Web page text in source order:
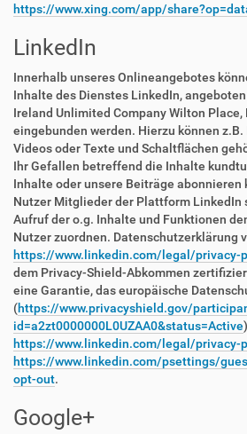
https://www.xing.com/app/
LinkedIn
Innerhalb unseres Onlineangebotes
Inhalte des Dienstes LinkedIn,
Ireland Unlimited Company Wilton Place,
eingebunden werden. Hierzu können
Videos oder Texte und Schaltflächen
Ihr Gefallen betreffend die Inhalte
Inhalte oder unsere Beiträge abonnieren
Nutzer Mitglieder der Plattform LinkedIn
Aufruf der o.g. Inhalte und Funktionen
Nutzer zuordnen. Datenschutzerklärung
https://www.linkedin.com/legal/privacy-
dem Privacy-Shield-Abkommen
eine Garantie, das europäische
(https://www.privacyshield.gov/
id=a2zt0000000L0UZAA0&status=Active
https://www.linkedin.com/legal/privacy-
https://www.linkedin.com/psettings/
opt-out.
Google+